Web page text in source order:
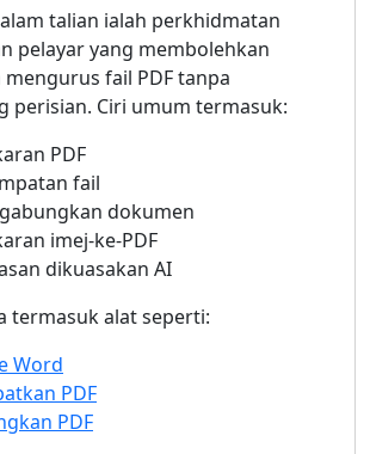
talian ialah perkhidmatan
pelayar yang membolehkan
fail PDF tanpa
perisian. Ciri umum termasuk:
PDF
fail
dokumen
imej-ke-PDF
dikuasakan AI
termasuk alat seperti:
Word
PDF
PDF